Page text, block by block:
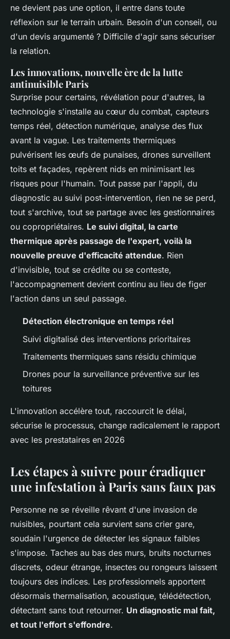
ne devient pas une option, il entre dans toute
réflexion sur le terrain urbain. Besoin d'un conseil, ou
d'un devis argumenté ? Difficile d'agir sans sécuriser
la relation.
Les innovations, nouvelle ère de la lutte
antinuisible Paris
Surprise pour certains, révélation pour d'autres, la
technologie s'installe au cœur du combat, capteurs
temps réel, détection numérique, analyse des flux
avant la vague. Les traitements thermiques
pulvérisent les œufs de punaises, drones surveillent
toits et façades, repèrent nids en minimisant les
risques pour l'humain. Tout passe par l'appli, du
diagnostic au suivi post-intervention, rien ne se perd,
tout s'archive, tout se partage avec les gestionnaires
ou copropriétaires. Le suivi digital, la carte
thermique après passage de l'expert, voilà la
nouvelle preuve d'efficacité attendue. Rien
d'invisible, tout se crédite ou se conteste,
l'accompagnement devient continu au lieu de figer
l'action dans un seul passage.
Détection électronique en temps réel
Suivi digitalisé des interventions prioritaires
Traitements thermiques sans résidu chimique
Drones pour la surveillance préventive sur les
toitures
L'innovation accélère tout, raccourcit le délai,
sécurise le processus, change radicalement le rapport
avec les prestataires en 2026
Les étapes à suivre pour éradiquer
une infestation à Paris sans faux pas
Personne ne se réveille rêvant d'une invasion de
nuisibles, pourtant cela survient sans crier gare,
soudain l'urgence de détecter les signaux faibles
s'impose. Taches au bas des murs, bruits nocturnes
discrets, odeur étrange, insectes ou rongeurs laissent
toujours des indices. Les professionnels apportent
désormais thermalisation, acoustique, télédétection,
détectant sans tout retourner. Un diagnostic mal fait,
et tout l'effort s'effondre.